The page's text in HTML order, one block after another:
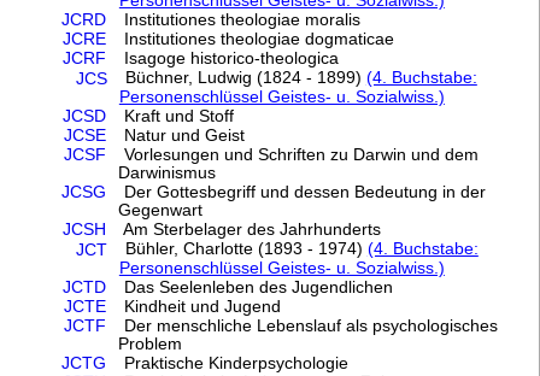
JCRD
Institutiones theologiae moralis
JCRE
Institutiones theologiae dogmaticae
JCRF
Isagoge historico-theologica
JCS Büchner, Ludwig (1824 - 1899) (4. Buchstabe:
Personenschlüssel Geistes- u. Sozialwiss.)
JCSD
Kraft und Stoff
JCSE
Natur und Geist
JCSF
Vorlesungen und Schriften zu Darwin und dem
Darwinismus
JCSG
Der Gottesbegriff und dessen Bedeutung in der
Gegenwart
JCSH
Am Sterbelager des Jahrhunderts
JCT Bühler, Charlotte (1893 - 1974) (4. Buchstabe:
Personenschlüssel Geistes- u. Sozialwiss.)
JCTD
Das Seelenleben des Jugendlichen
JCTE
Kindheit und Jugend
JCTF
Der menschliche Lebenslauf als psychologisches
Problem
JCTG
Praktische Kinderpsychologie